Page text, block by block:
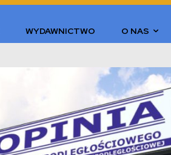
WYDAWNICTWO O NAS